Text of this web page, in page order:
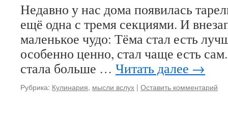
Недавно у нас дома появилась
ещё одна с тремя секциями. И
маленькое чудо: Тёма стал есть
особенно ценно, стал чаще есть
стала больше … Читать далее →
Рубрика: Кулинария, мысли вслух | Оставить комментарий